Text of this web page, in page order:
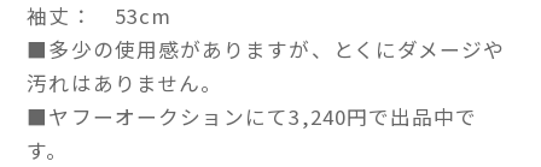
袖丈： 53cm
■多少の使用感がありますが、とくにダメージや
汚れはありません。
■ヤフーオークションにて3,240円で出品中で
す。